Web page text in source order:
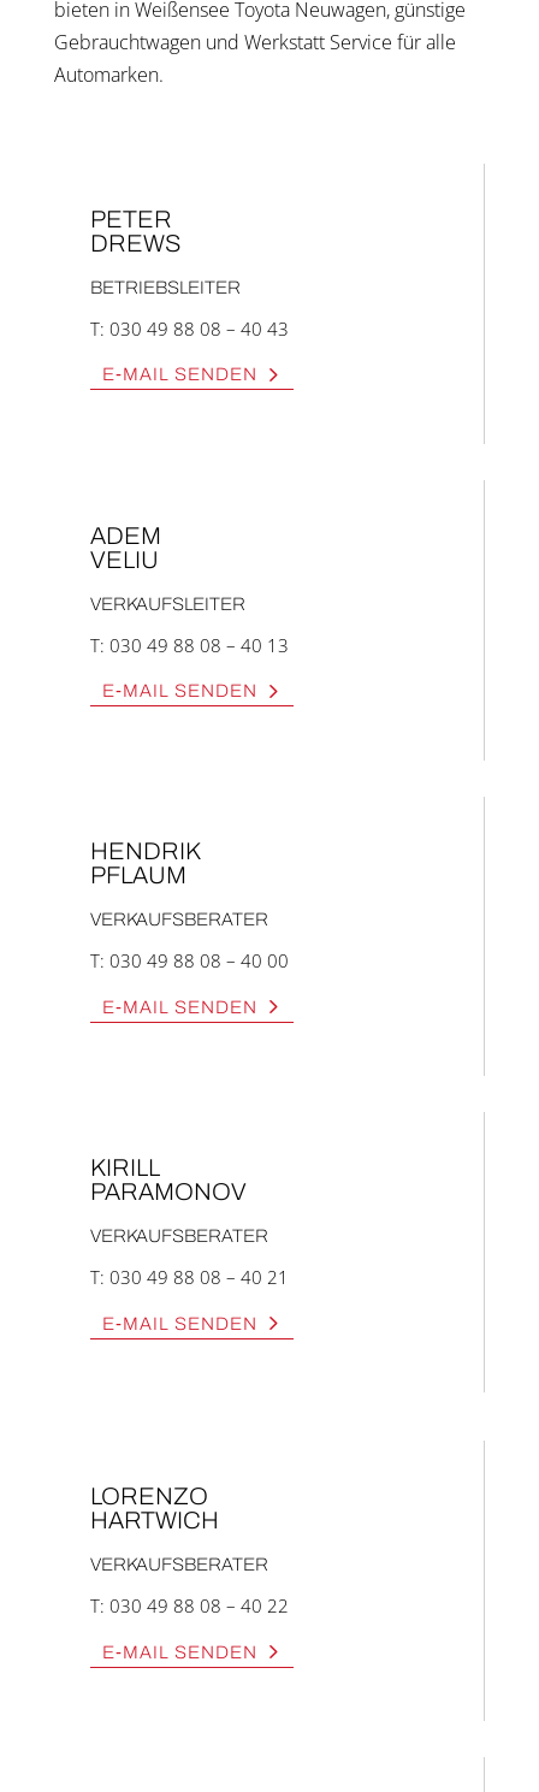
bie­ten in Wei­ßen­see Toyota Neu­wa­gen, güns­ti­ge
Gebraucht­wa­gen und Werkstatt Ser­vice für alle
Auto­mar­ken.
PETER
DREWS
BETRIEBS­LEI­TER
T: 030 49 88 08 – 40 43
E‑MAIL SEN­DEN
ADEM
VELIU
VER­KAUFS­LEI­TER
T: 030 49 88 08 – 40 13
E‑MAIL SEN­DEN
HEN­DRIK
PFLAUM
VER­KAUFS­BE­RA­TER
T: 030 49 88 08 – 40 00
E‑MAIL SEN­DEN
KIRILL
PARA­MO­NOV
VER­KAUFS­BE­RA­TER
T: 030 49 88 08 – 40 21
E‑MAIL SEN­DEN
LOREN­ZO
HART­WICH
VER­KAUFS­BE­RA­TER
T: 030 49 88 08 – 40 22
E‑MAIL SEN­DEN